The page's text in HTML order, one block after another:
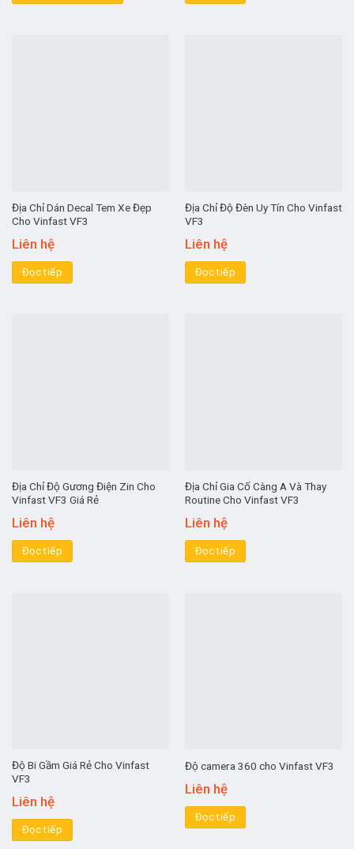
Địa Chỉ Dán Decal Tem Xe Đẹp
Cho Vinfast VF3
Liên hệ
Đọc tiếp
Địa Chỉ Độ Đèn Uy Tín Cho Vinfast
VF3
Liên hệ
Đọc tiếp
Địa Chỉ Độ Gương Điện Zin Cho
Vinfast VF3 Giá Rẻ
Liên hệ
Đọc tiếp
Địa Chỉ Gia Cố Càng A Và Thay
Routine Cho Vinfast VF3
Liên hệ
Đọc tiếp
Độ Bi Gầm Giá Rẻ Cho Vinfast
VF3
Liên hệ
Đọc tiếp
Độ camera 360 cho Vinfast VF3
Liên hệ
Đọc tiếp